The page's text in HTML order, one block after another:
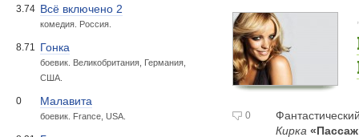
3.74 Всё включено 2
комедия. Россия.
8.71 Гонка
боевик. Великобритания, Германия,
США.
0 Малавита
боевик. France, USA. 0
Кирка